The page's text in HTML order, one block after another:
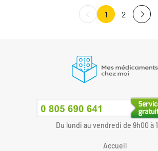
1 2
Du lundi au vendredi de 9h00 à
Accueil